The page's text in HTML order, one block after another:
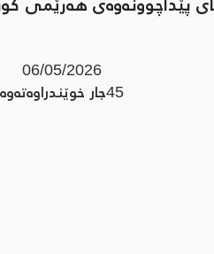
06/05/2026
45جار خوێندراوه‌ته‌وه‌